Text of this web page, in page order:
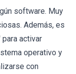
software. Muy
Además, es
activar
operativo y
con